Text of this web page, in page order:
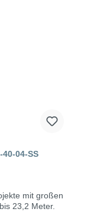
40-04-SS
mit großen
23,2 Meter.